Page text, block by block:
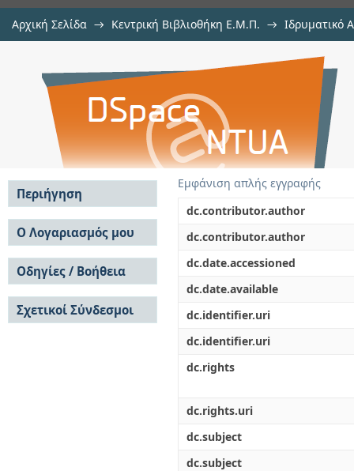
Αρχική Σελίδα → Κεντρική Βιβλιοθήκη Ε.Μ.Π. → Ιδρυματικό
Υπερβραχυπρόθεσμη
δεδομένων εικόνων του ουρανού
Εμφάνιση απλής εγγραφής
dc.contributor.author
dc.contributor.author
dc.date.accessioned
dc.date.available
dc.identifier.uri
dc.identifier.uri
dc.rights
dc.rights.uri
dc.subject
dc.subject
Περιήγηση
Σε όλο το DSpace
Κοινότητες & Συλλογές
Ανά Ημερομηνία
Έκδοσης
Συγγραφείς
Τίτλοι
Θέματα
Ο Λογαριασμός μου
Σύνδεση
Εγγραφή
Οδηγίες / Βοήθεια
Οδηγίες Υποβολής
Οδηγίες Χρήσης ΙΑ
Συχνές Ερωτήσεις
Σχετικοί Σύνδεσμοι